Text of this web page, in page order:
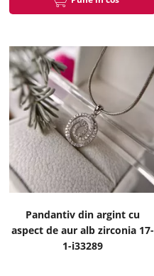
Pandantiv din argint cu
aspect de aur alb zirconia 17-
1-i33289